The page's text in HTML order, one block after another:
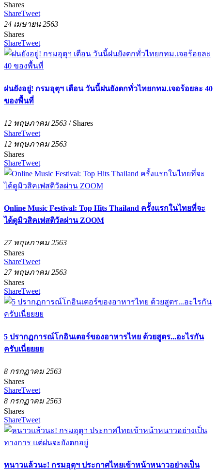
Shares
ShareTweet
24 เมษายน 2563
Shares
ShareTweet
ฝนยังอยู่! กรมอุตุฯ เตือน วันนี้ฝนยังตกทั่วไทยกทม.เจอร้อยละ 40
ของพื้นที่
12 พฤษภาคม 2563 / Shares
ShareTweet
12 พฤษภาคม 2563
Shares
ShareTweet
Online Music Festival: Top Hits Thailand ครั้งแรกในไทยที่จะ
ได้ดูมิวสิคเฟสติวัลผ่าน ZOOM
27 พฤษภาคม 2563
Shares
ShareTweet
27 พฤษภาคม 2563
Shares
ShareTweet
5 ปรากฏการณ์โกอินเตอร์ของอาหารไทย ด้วยสูตร...อะไรกัน
ครับเนี่ยยยย
8 กรกฏาคม 2563
Shares
ShareTweet
8 กรกฏาคม 2563
Shares
ShareTweet
หนาวแล้วนะ! กรมอุตุฯ ประกาศไทยเข้าหน้าหนาวอย่างเป็น